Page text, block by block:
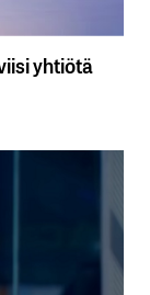
yhtiötä